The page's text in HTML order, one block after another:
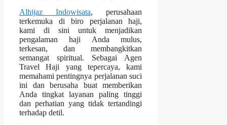
Alhijaz Indowisata, perusahaan
terkemuka di biro perjalanan haji,
kami di sini untuk menjadikan
pengalaman haji Anda mulus,
terkesan, dan membangkitkan
semangat spiritual. Sebagai Agen
Travel Haji yang tepercaya, kami
memahami pentingnya perjalanan suci
ini dan berusaha buat memberikan
Anda tingkat layanan paling tinggi
dan perhatian yang tidak tertandingi
terhadap detil.